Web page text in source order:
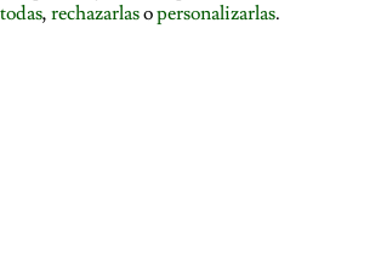
HABLAN: ASAMBLEA ARBÓREA
, rechazarlasopersonalizarlas.